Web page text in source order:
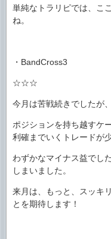
単純なトラリピでは、こ
ね。
・BandCross3
☆☆☆
今月は苦戦続きでしたが
ポジションを持ち越すケ
利確までいくトレードが
わずかなマイナス益でし
しまいました。
来月は、もっと、スッキ
とを期待します！